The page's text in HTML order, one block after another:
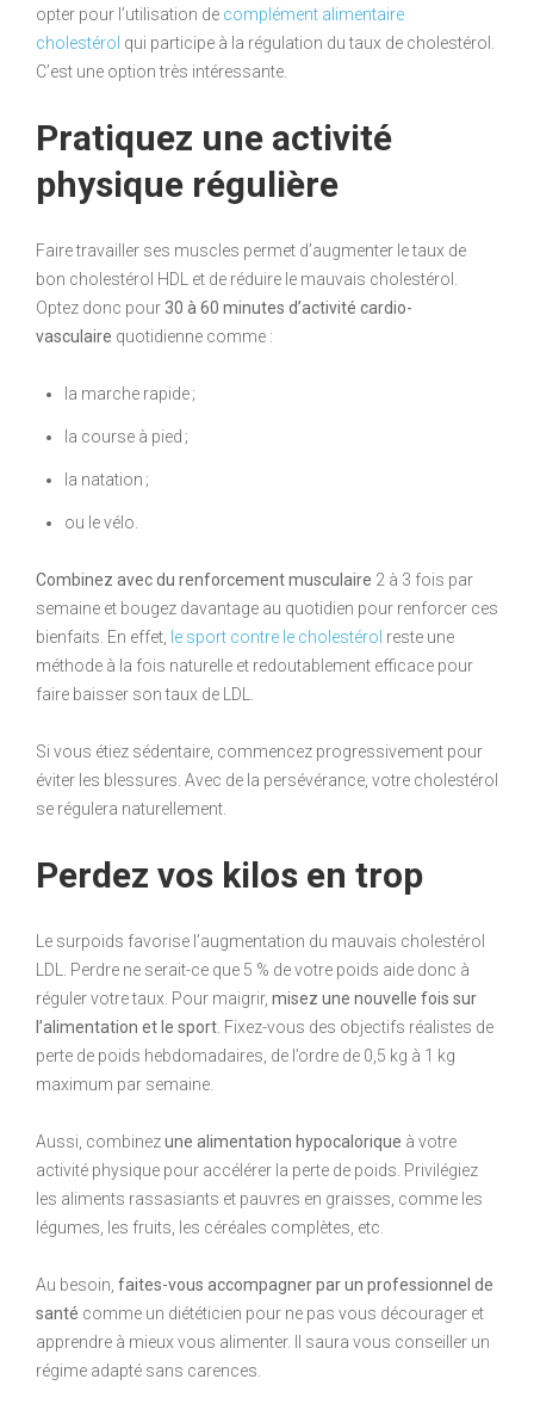
opter pour l’utilisation de complément alimentaire
cholestérol qui participe à la régulation du taux de cholestérol.
C’est une option très intéressante.
Pratiquez une activité
physique régulière
Faire travailler ses muscles permet d’augmenter le taux de
bon cholestérol HDL et de réduire le mauvais cholestérol.
Optez donc pour 30 à 60 minutes d’activité cardio-
vasculaire quotidienne comme :
la marche rapide ;
la course à pied ;
la natation ;
ou le vélo.
Combinez avec du renforcement musculaire 2 à 3 fois par
semaine et bougez davantage au quotidien pour renforcer ces
bienfaits. En effet, le sport contre le cholestérol reste une
méthode à la fois naturelle et redoutablement efficace pour
faire baisser son taux de LDL.
Si vous étiez sédentaire, commencez progressivement pour
éviter les blessures. Avec de la persévérance, votre cholestérol
se régulera naturellement.
Perdez vos kilos en trop
Le surpoids favorise l’augmentation du mauvais cholestérol
LDL. Perdre ne serait-ce que 5 % de votre poids aide donc à
réguler votre taux. Pour maigrir, misez une nouvelle fois sur
l’alimentation et le sport . Fixez-vous des objectifs réalistes de
perte de poids hebdomadaires, de l’ordre de 0,5 kg à 1 kg
maximum par semaine.
Aussi, combinezune alimentation hypocalorique à votre
activité physique pour accélérer la perte de poids. Privilégiez
les aliments rassasiants et pauvres en graisses, comme les
légumes, les fruits, les céréales complètes, etc.
Au besoin, faites-vous accompagner par un professionnel de
santé comme un diététicien pour ne pas vous décourager et
apprendre à mieux vous alimenter. Il saura vous conseiller un
régime adapté sans carences.